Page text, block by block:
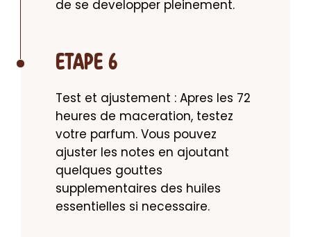
de se developper pleinement.
ETAPE 6
Test et ajustement : Apres les 72
heures de maceration, testez
votre parfum. Vous pouvez
ajuster les notes en ajoutant
quelques gouttes
supplementaires des huiles
essentielles si necessaire.